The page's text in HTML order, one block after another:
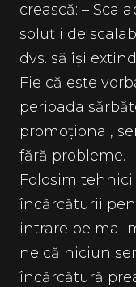
crească: –
soluții de
dvs. să își
Fie că este
perioada
promoțional,
fără probleme.
Folosim
încărcăturii
intrare pe mai
ne că niciun
încărcătură